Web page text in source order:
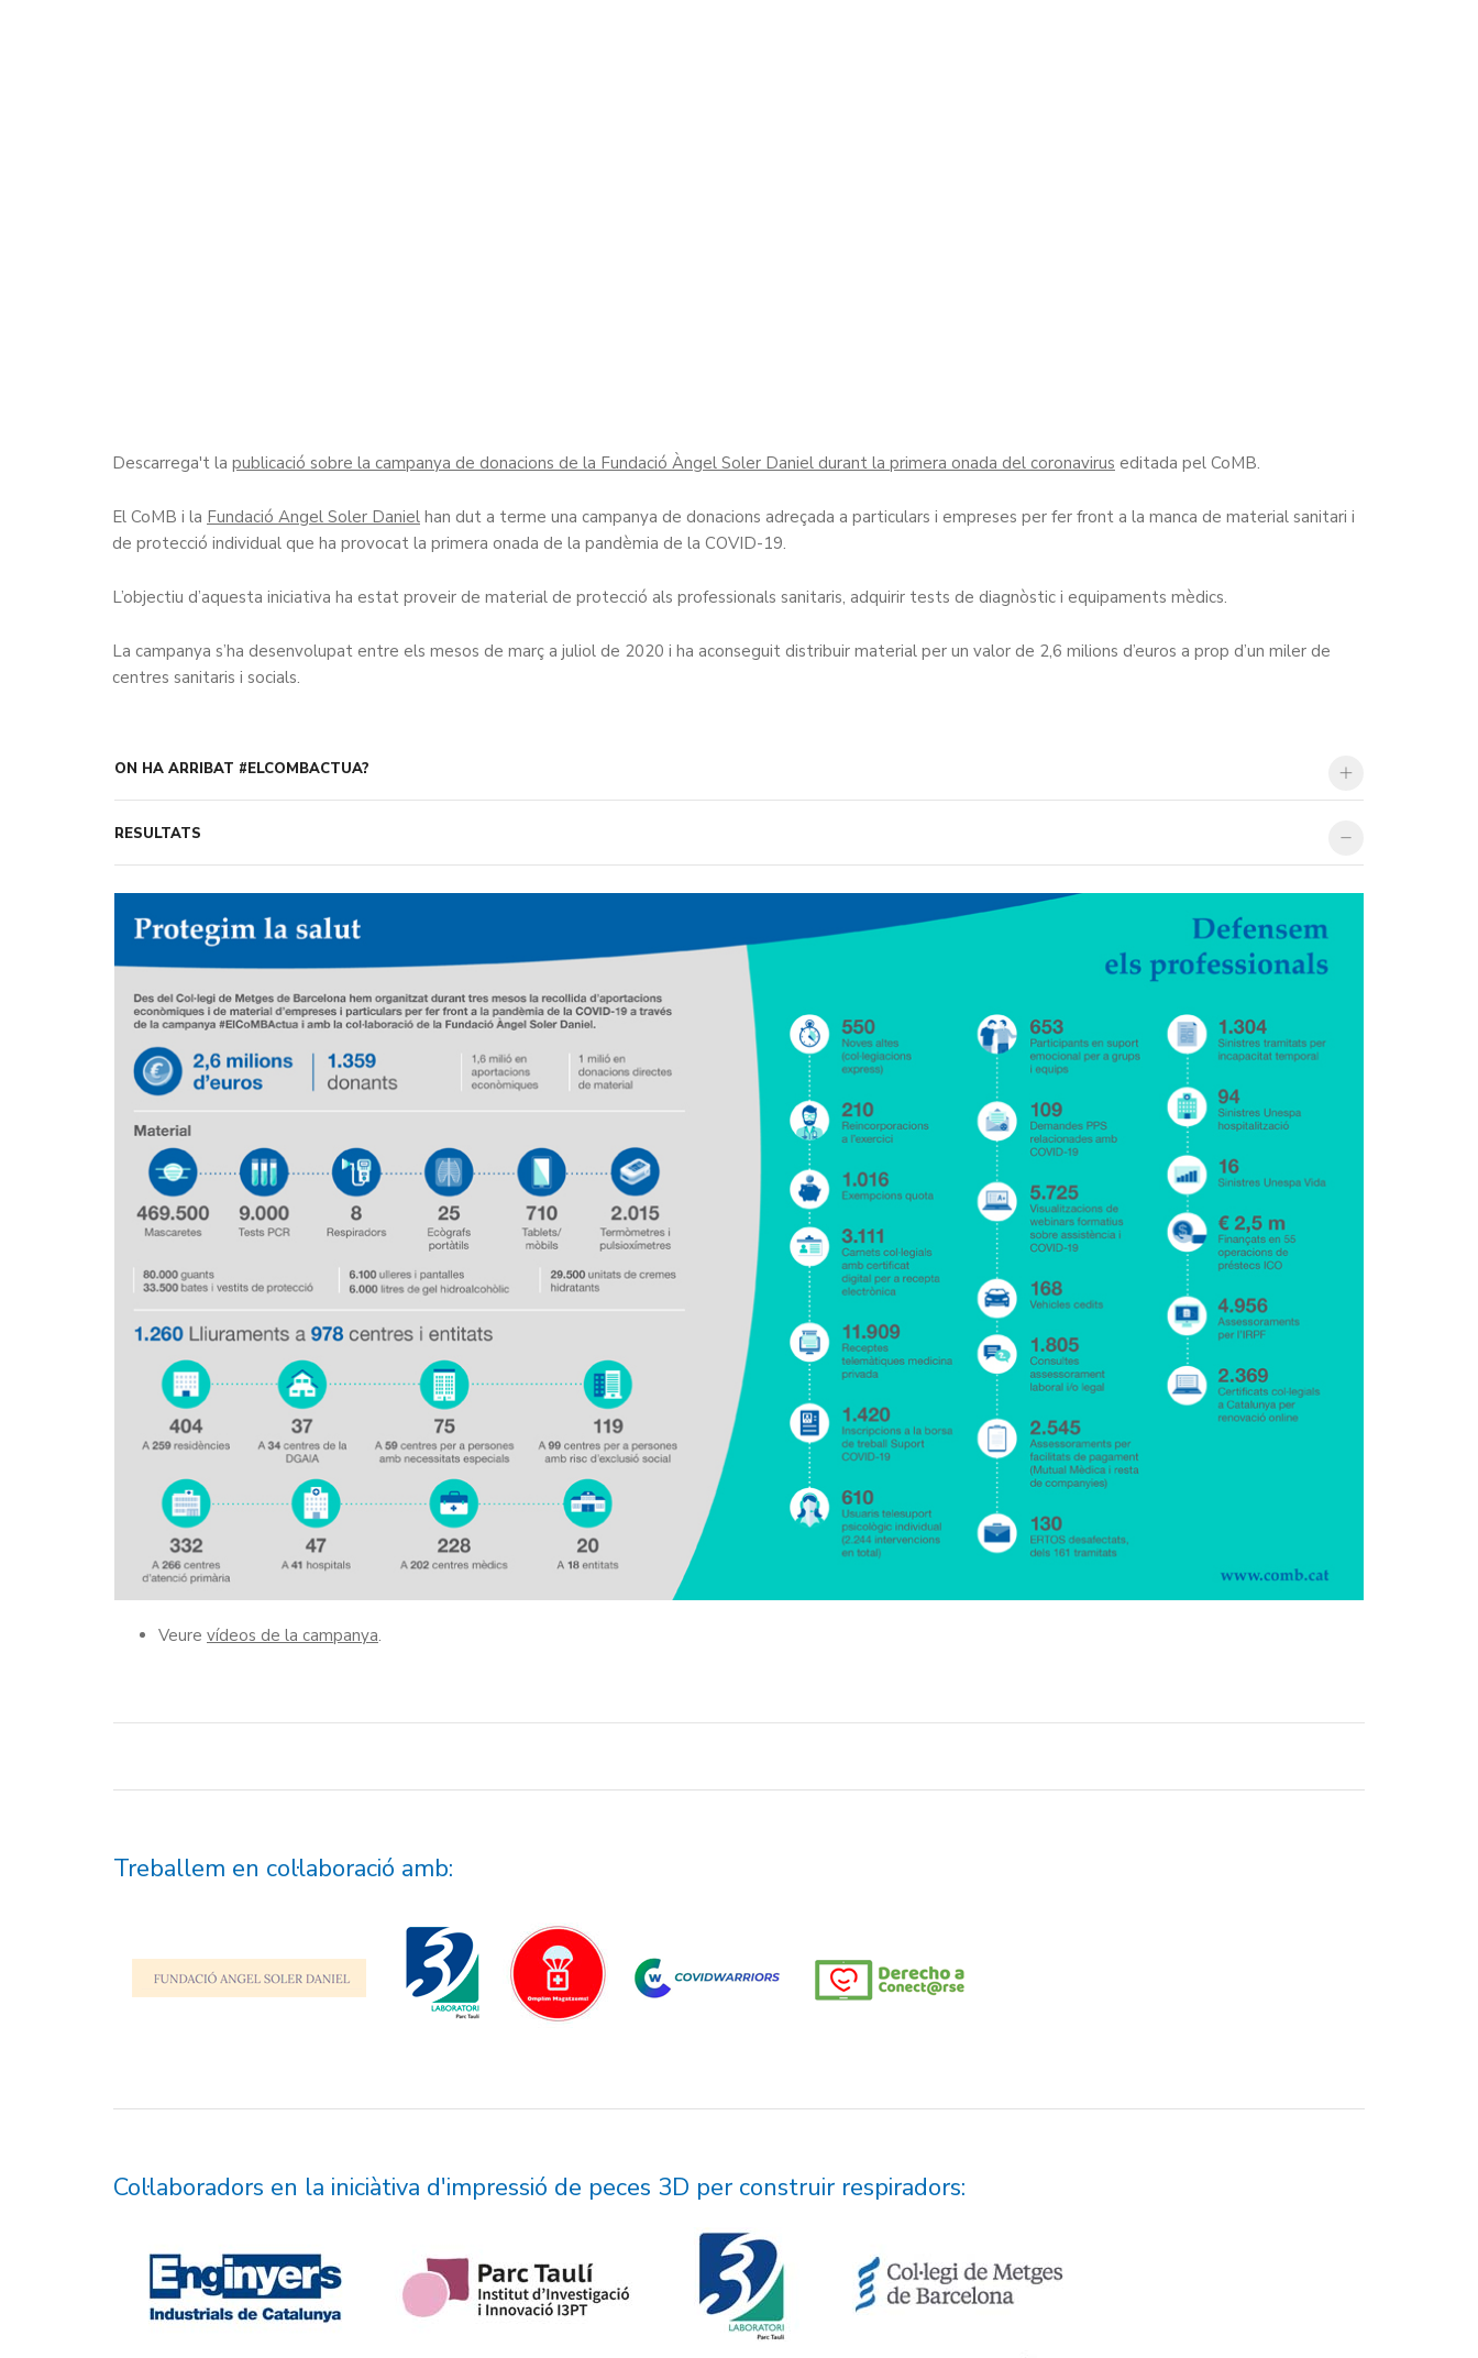
Descarrega't la publicació sobre la campanya de donacions de la Fundació Àngel Soler Daniel durant la primera onada del coronavirus editada pel CoMB.
El CoMB i la Fundació Angel Soler Daniel han dut a terme una campanya de donacions adreçada a particulars i empreses per fer front a la manca de material sanitari i
de protecció individual que ha provocat la primera onada de la pandèmia de la COVID-19.
L’objectiu d’aquesta iniciativa ha estat proveir de material de protecció als professionals sanitaris, adquirir tests de diagnòstic i equipaments mèdics.
La campanya s’ha desenvolupat entre els mesos de març a juliol de 2020 i ha aconseguit distribuir material per un valor de 2,6 milions d’euros a prop d’un miler de
centres sanitaris i socials.
ON HA ARRIBAT #ELCOMBACTUA?
RESULTATS
Veure vídeos de la campanya.
Treballem en col·laboració amb:
Col·laboradors en la iniciàtiva d'impressió de peces 3D per construir respiradors: